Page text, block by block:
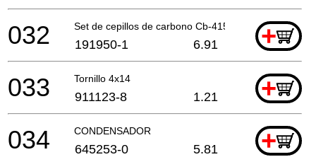
Set de cepillos de carbono Cb-415 +
032 191950-1 6.91
Tornillo 4x14 +
033 911123-8 1.21
CONDENSADOR +
034 645253-0 5.81